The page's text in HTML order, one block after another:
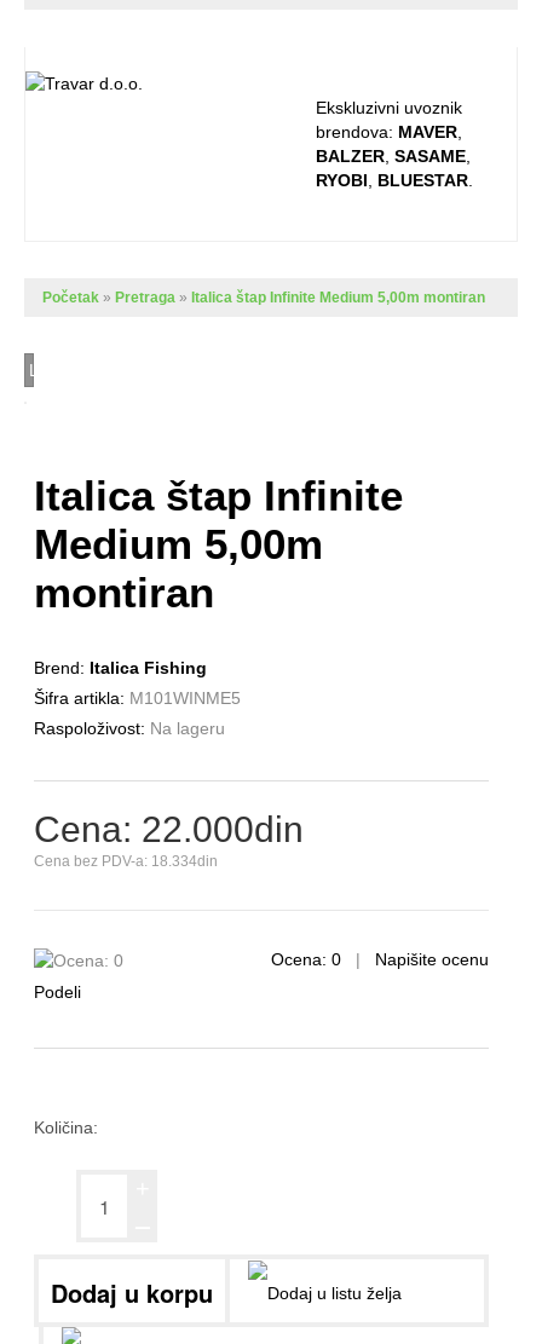
Ekskluzivni uvoznik
brendova: MAVER
BALZER SASAME
RYOBI
BLUESTAR
Početak » Pretraga » Italica štap Infinite Medium 5,00m montiran
Loading...
Italica štap Infinite
Medium 5,00m
montiran
Brend: Italica Fishing
Šifra artikla: M101WINME5
Raspoloživost: Na lageru
Cena: 22.000din
Cena bez PDV-a: 18.334din
Ocena: 0 | Napišite ocenu
Podeli
Količina: